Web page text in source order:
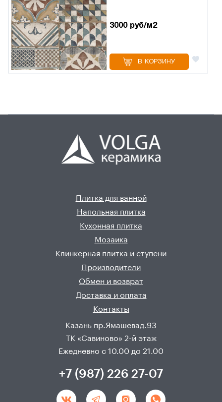
3000 руб/м2
В КОРЗИНУ
Плитка для ванной
Напольная плитка
Кухонная плитка
Мозаика
Клинкерная плитка и ступени
Производители
Обмен и возврат
Доставка и оплата
Контакты
Казань пр.Ямашевад.93
ТК «Савиново» 2-й этаж
Ежедневно с 10.00 до 21.00
+7 (987) 226 27-07